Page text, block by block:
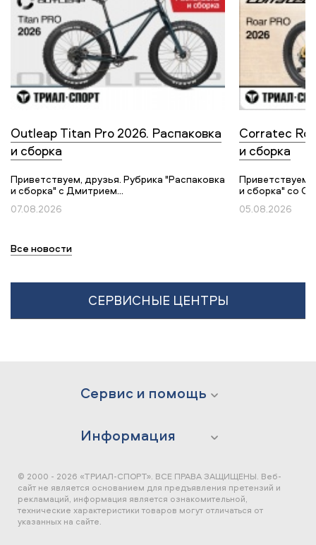
Outleap Titan Pro 2026. Распаковка
и сборка
Приветствуем, друзья. Рубрика "Распаковка
и сборка" с Дмитрием...
07.08.2026
Corratec
и сборка
Приветствуем,
и сборка" со
05.08.2026
Все новости
СЕРВИСНЫЕ ЦЕНТРЫ
Сервис и помощь
Информация
© 2000 - 2026 «ТРИАЛ-СПОРТ». ВСЕ ПРАВА ЗАЩИЩЕНЫ. Веб-
сайт не является основанием для предъявления претензий и
рекламаций, информация является ознакомительной,
технические характеристики товаров могут отличаться от
указанных на сайте.